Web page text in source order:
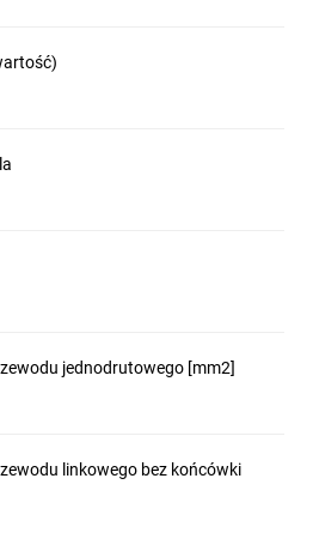
jednodrutowego [mm2]
linkowego bez końcówki